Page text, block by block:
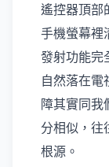
遙控器頂部
手機螢幕裡
發射功能完
自然落在電
障其實同我
分相似，往
根源。